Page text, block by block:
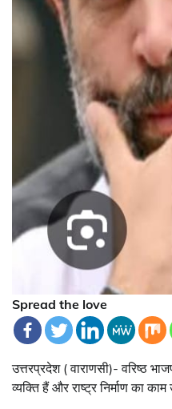
Spread the love
उत्तरप्रदेश ( वाराणसी)- वरिष्ठ
व्यक्ति हैं और राष्ट्र निर्माण का